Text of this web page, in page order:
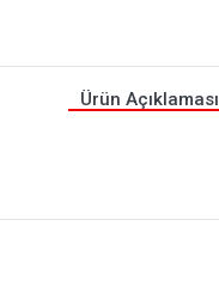
Ürün Açıklaması